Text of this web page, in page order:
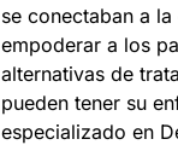
se conectaban a
empoderar a los
alternativas de
pueden tener su
especializado en